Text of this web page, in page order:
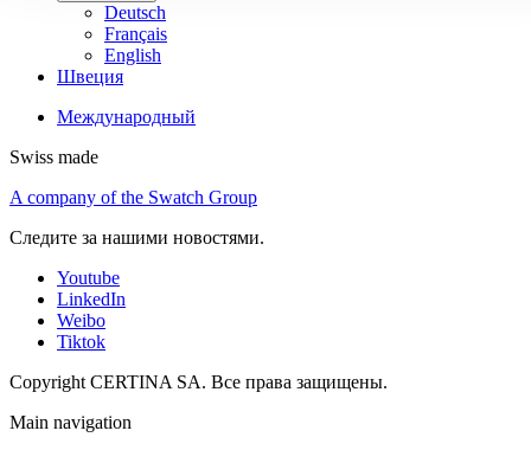
Deutsch
Français
English
Швеция
Международный
Swiss made
A company of the Swatch Group
Следите за нашими новостями.
Youtube
LinkedIn
Weibo
Tiktok
Copyright CERTINA SA. Все права защищены.
Main navigation